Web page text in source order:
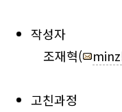
작성자
조재혁(
고친과정